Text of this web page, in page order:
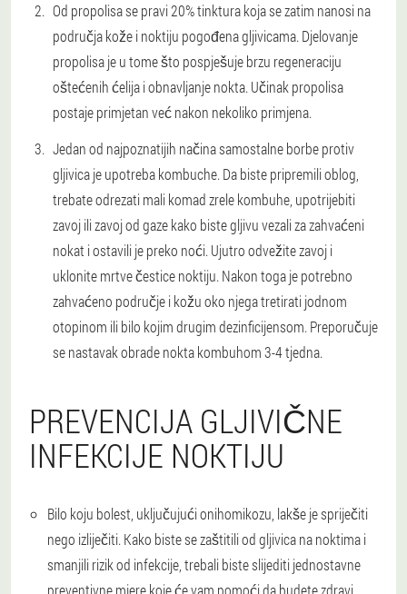
Od propolisa se pravi 20% tinktura koja se zatim nanosi na
područja kože i noktiju pogođena gljivicama. Djelovanje
propolisa je u tome što pospješuje brzu regeneraciju
oštećenih ćelija i obnavljanje nokta. Učinak propolisa
postaje primjetan već nakon nekoliko primjena.
Jedan od najpoznatijih načina samostalne borbe protiv
gljivica je upotreba kombuche. Da biste pripremili oblog,
trebate odrezati mali komad zrele kombuhe, upotrijebiti
zavoj ili zavoj od gaze kako biste gljivu vezali za zahvaćeni
nokat i ostavili je preko noći. Ujutro odvežite zavoj i
uklonite mrtve čestice noktiju. Nakon toga je potrebno
zahvaćeno područje i kožu oko njega tretirati jodnom
otopinom ili bilo kojim drugim dezinficijensom. Preporučuje
se nastavak obrade nokta kombuhom 3-4 tjedna.
PREVENCIJA GLJIVIČNE
INFEKCIJE NOKTIJU
Bilo koju bolest, uključujući onihomikozu, lakše je spriječiti
nego izliječiti. Kako biste se zaštitili od gljivica na noktima i
smanjili rizik od infekcije, trebali biste slijediti jednostavne